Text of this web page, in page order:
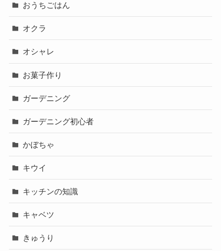
おうちごはん
オクラ
オシャレ
お菓子作り
ガーデニング
ガーデニング初心者
かぼちゃ
キウイ
キッチンの知識
キャベツ
きゅうり